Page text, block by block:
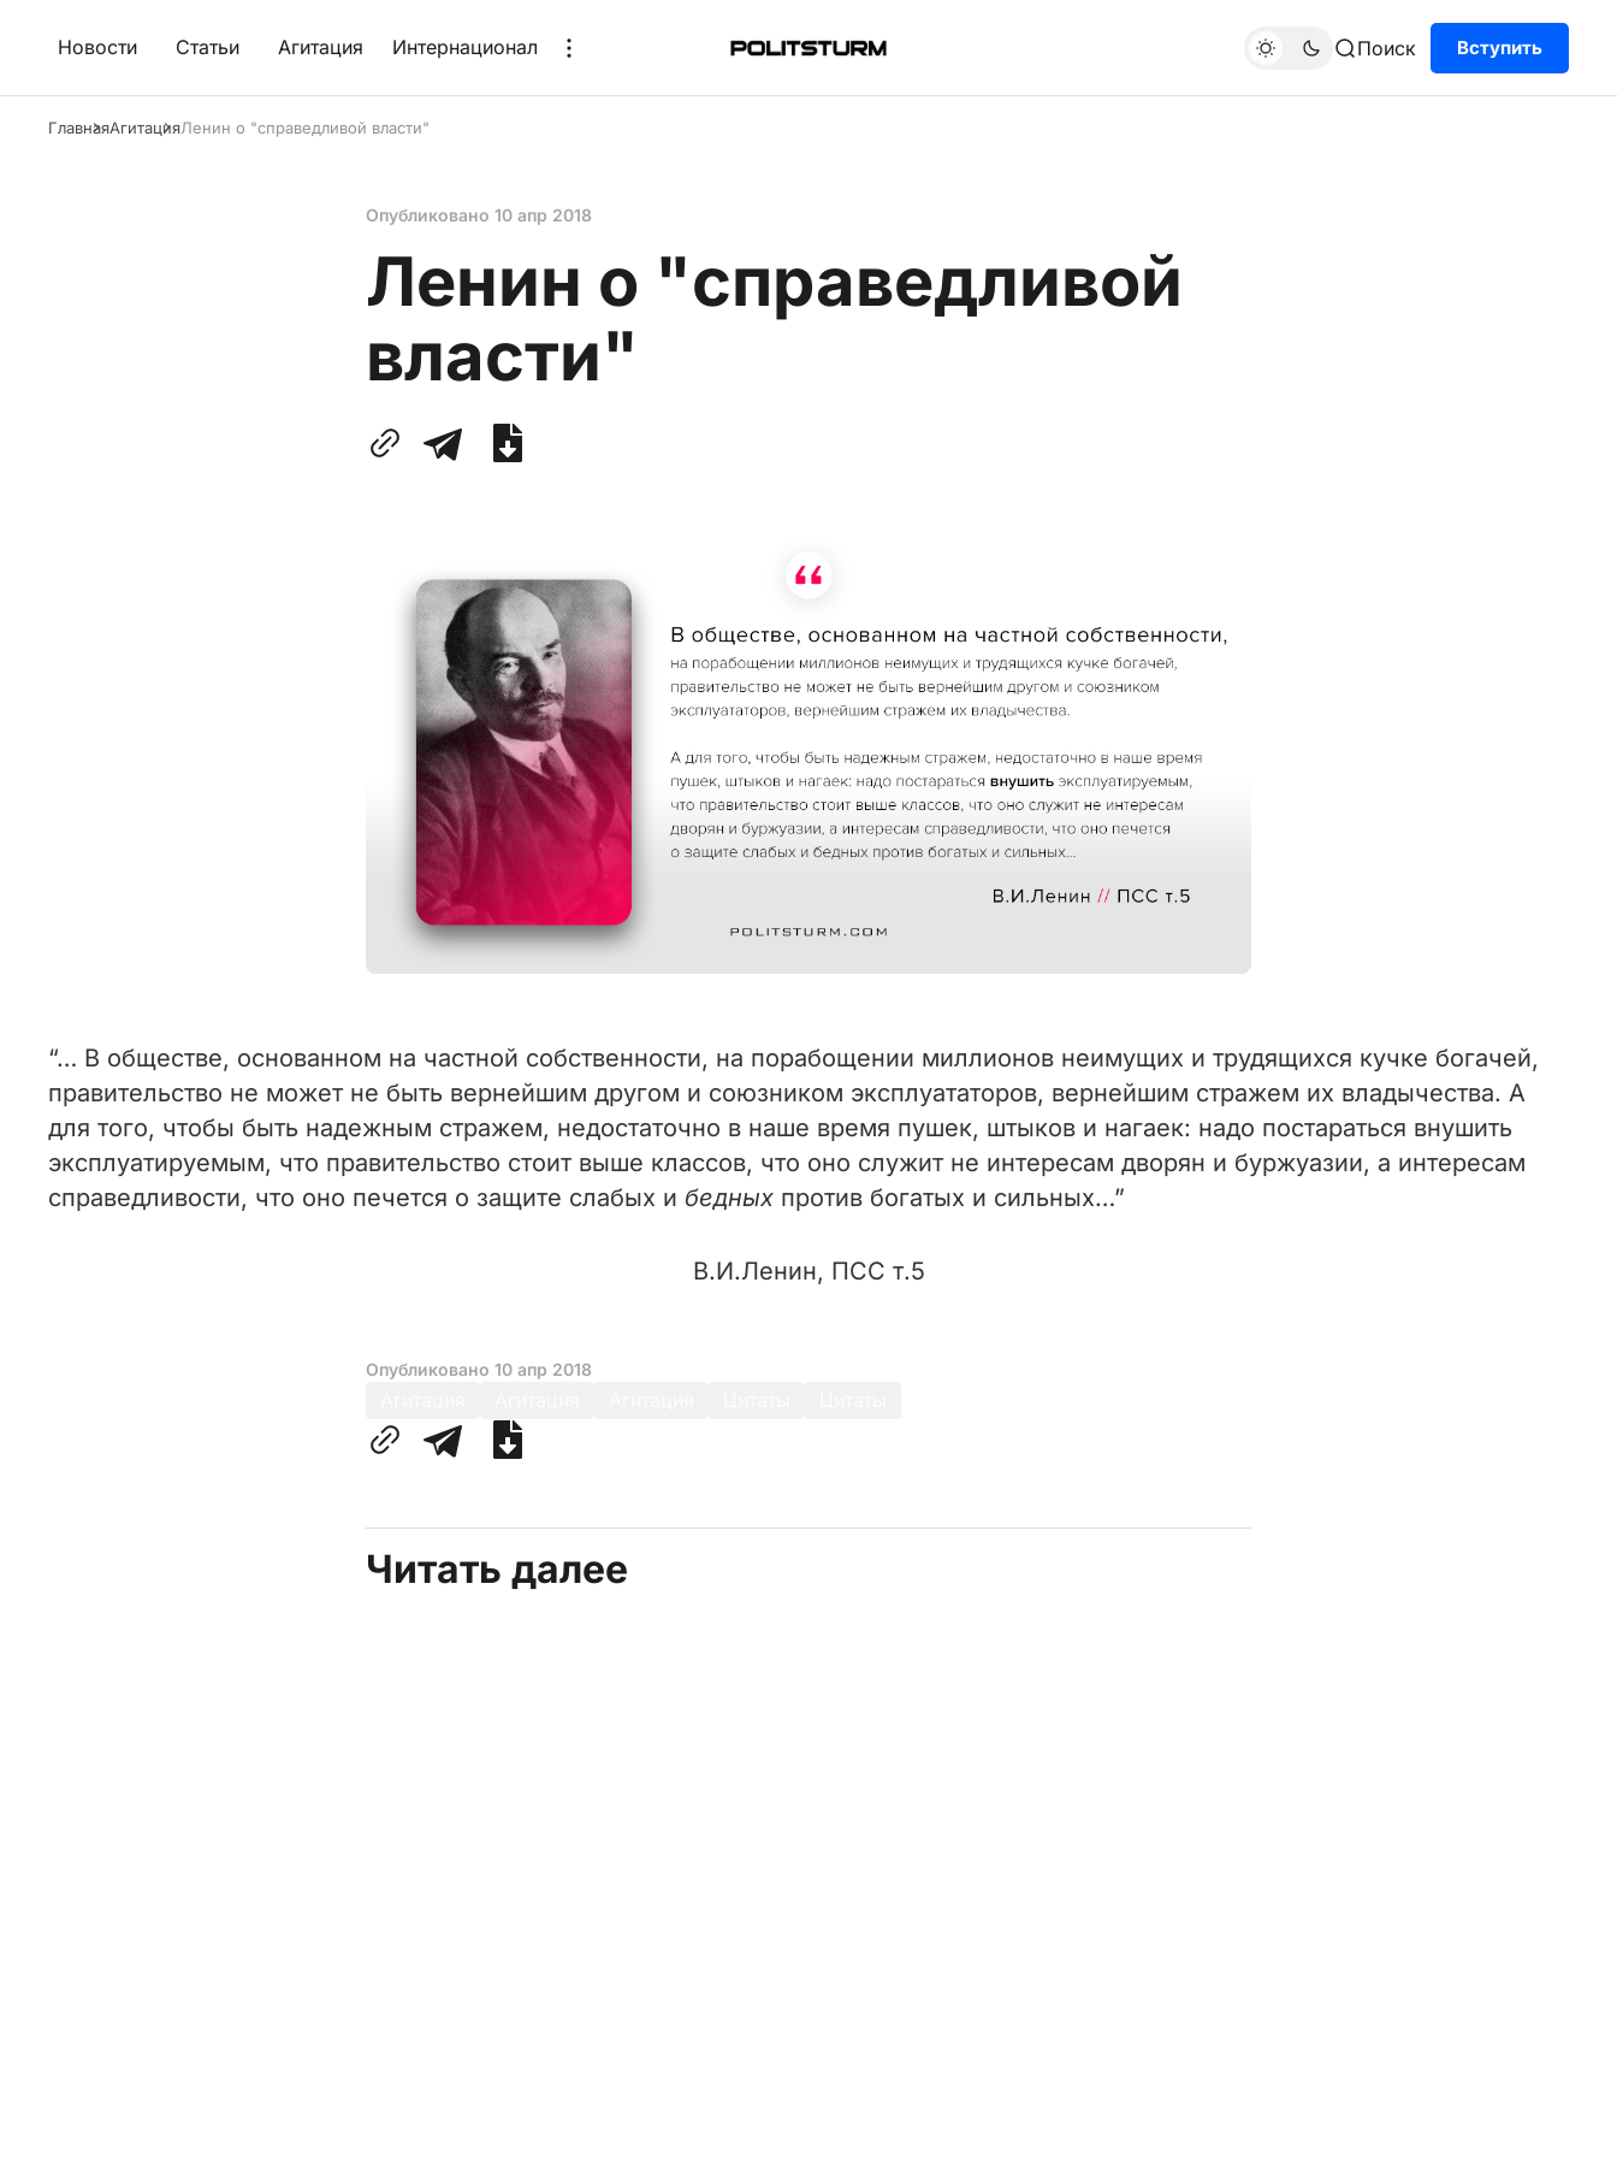
Новости Статьи Агитация Интернационал Поиск Вступить
ГлавнаяАгитацияЛенин о "справедливой власти"
Опубликовано 10 апр 2018
Ленин о "справедливой
власти"
“… В обществе, основанном на частной собственности, на порабощении миллионов неимущих и трудящихся кучке богачей,
правительство не может не быть вернейшим другом и союзником эксплуататоров, вернейшим стражем их владычества. А
для того, чтобы быть надежным стражем, недостаточно в наше время пушек, штыков и нагаек: надо постараться внушить
эксплуатируемым, что правительство стоит выше классов, что оно служит не интересам дворян и буржуазии, а интересам
справедливости, что оно печется о защите слабых и бедных против богатых и сильных…”
В.И.Ленин, ПСС т.5
Опубликовано 10 апр 2018
Читать далее